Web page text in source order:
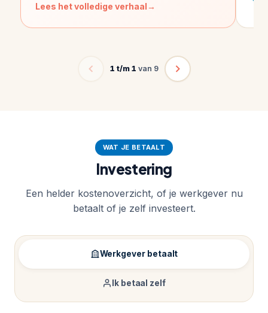
Lees het volledige verhaal
1 t/m 1 van 9
WAT JE BETAALT
Investering
Een helder kostenoverzicht, of je werkgever nu
betaalt of je zelf investeert.
Werkgever betaalt
Ik betaal zelf